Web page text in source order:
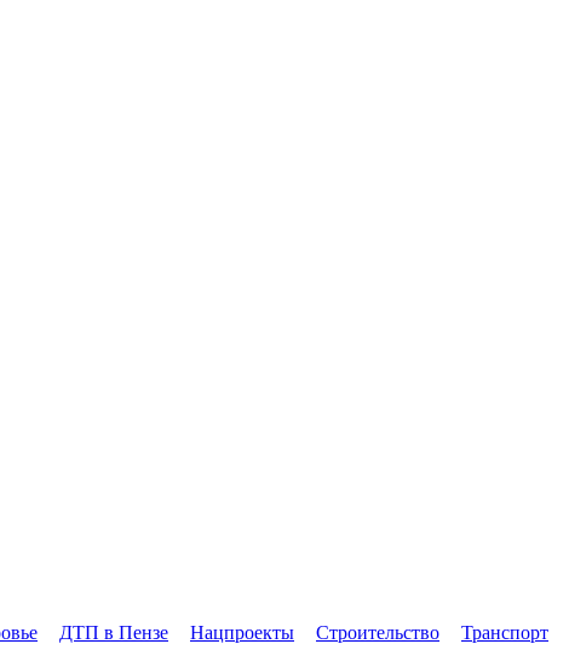
ДТП в Пензе Нацпроекты Строительство Транспорт